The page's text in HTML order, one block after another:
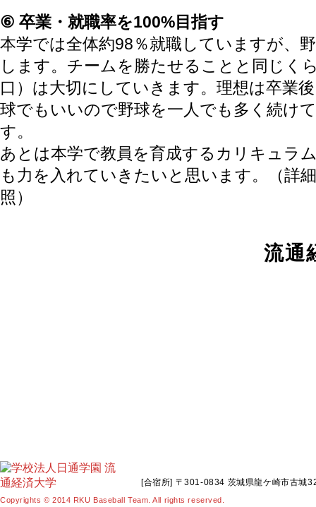
⑥ 卒業・就職率を100%目指す
本学では全体約98％就職していますが、
します。チームを勝たせることと同じく
口）は大切にしていきます。理想は卒業
球でもいいので野球を一人でも多く続け
す。
あとは本学で教員を育成するカリキュラ
も力を入れていきたいと思います。（詳
照）
流通
[合宿所] 〒301-0834 茨城県龍ケ崎市古
Copyrights © 2014 RKU Baseball Team. All rights reserved.